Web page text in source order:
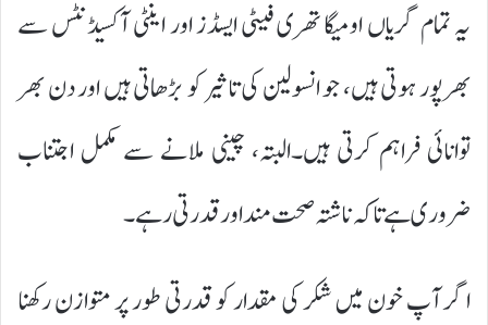
یہ تمام گریاں اومیگا تھری فیٹی ایسڈز اور اینٹی آکسیڈنٹس سے
بھرپور ہوتی ہیں، جو انسولین کی تاثیر کو بڑھاتی ہیں اور دن بھر
توانائی فراہم کرتی ہیں۔البتہ، چینی ملانے سے مکمل اجتناب
ضروری ہے تاکہ ناشتہ صحت مند اور قدرتی رہے۔
اگر آپ خون میں شکر کی مقدار کو قدرتی طور پر متوازن رکھنا